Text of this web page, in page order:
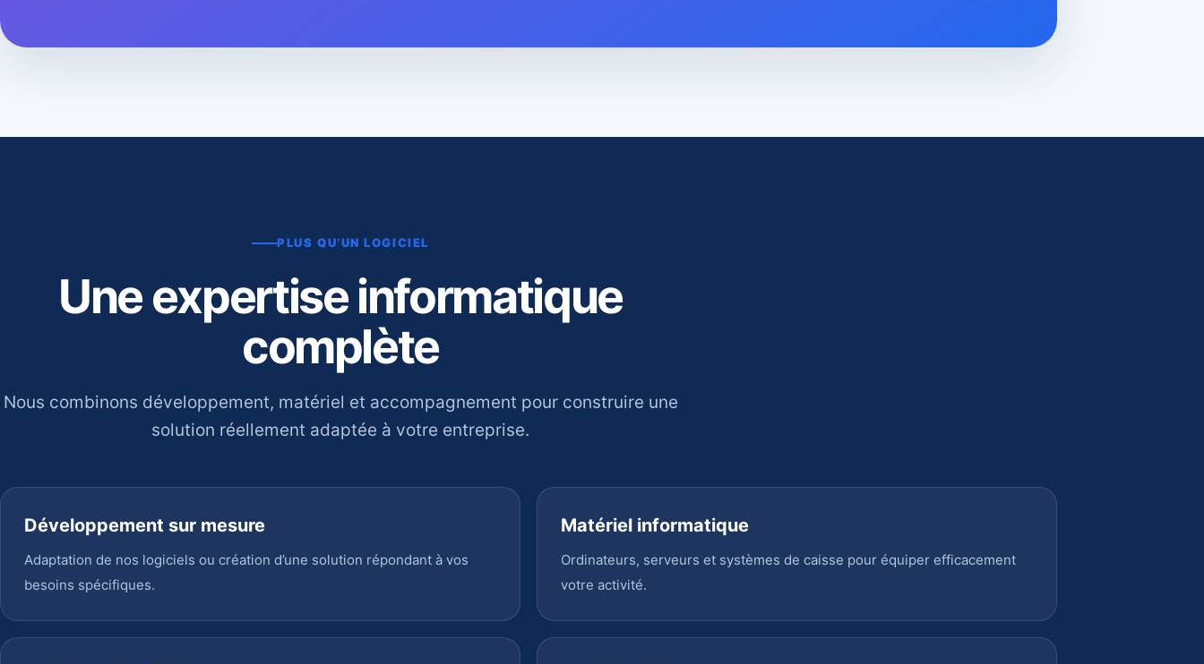
PLUS QU’UN LOGICIEL
Une expertise informatique
complète
Nous combinons développement, matériel et accompagnement pour construire une
solution réellement adaptée à votre entreprise.
Développement sur mesure
Adaptation de nos logiciels ou création d’une solution répondant à vos
besoins spécifiques.
Matériel informatique
Ordinateurs, serveurs et systèmes de caisse pour équiper efficacement
votre activité.